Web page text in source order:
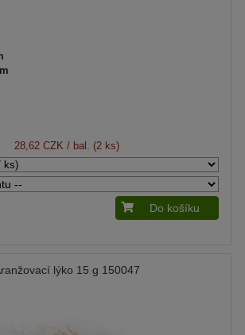
28,62 CZK / bal. (2 ks)
Do košíku
lýko 15 g 150047